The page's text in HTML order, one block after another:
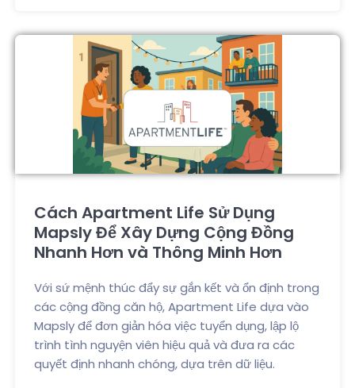
Cách Apartment Life Sử Dụng
Mapsly Để Xây Dựng Cộng Đồng
Nhanh Hơn và Thông Minh Hơn
Với sứ mệnh thúc đẩy sự gắn kết và ổn định trong
các cộng đồng căn hộ, Apartment Life dựa vào
Mapsly để đơn giản hóa việc tuyển dụng, lập lộ
trình tình nguyện viên hiệu quả và đưa ra các
quyết định nhanh chóng, dựa trên dữ liệu.